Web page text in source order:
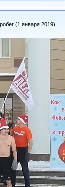
(1 января 2019)